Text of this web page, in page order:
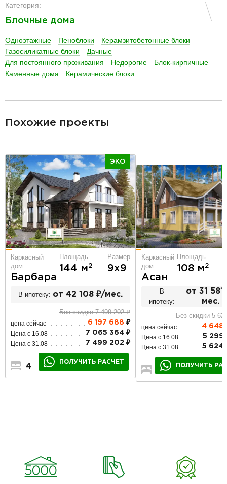
Категория:
Блочные дома
Одноэтажные Пеноблоки
Керамзитобетонные блоки
Газосиликатные блоки
Дачные
Для постоянного проживания
Недорогие
Блок-кирпичные
Каменные дома
Керамические блоки
Похожие проекты
ЭКО
Каркасный
дом
Барбара
Площадь
144 м2
Размер
9х9
В ипотеку: от 42 108 ₽/мес.
Без скидки 7 499 202 ₽
цена сейчас 6 197 688 ₽
Цена с 16.08 7 065 364 ₽
Цена с 31.08 7 499 202 ₽
4
ПОЛУЧИТЬ РАСЧЕТ
Каркасный
дом
Асан
Площадь
108 м2
В
ипотеку:
от 31 581
мес.
Без скидки 5
цена сейчас 4 648
Цена с 16.08 5 299
Цена с 31.08 5 624
4
ПОЛУЧИТЬ